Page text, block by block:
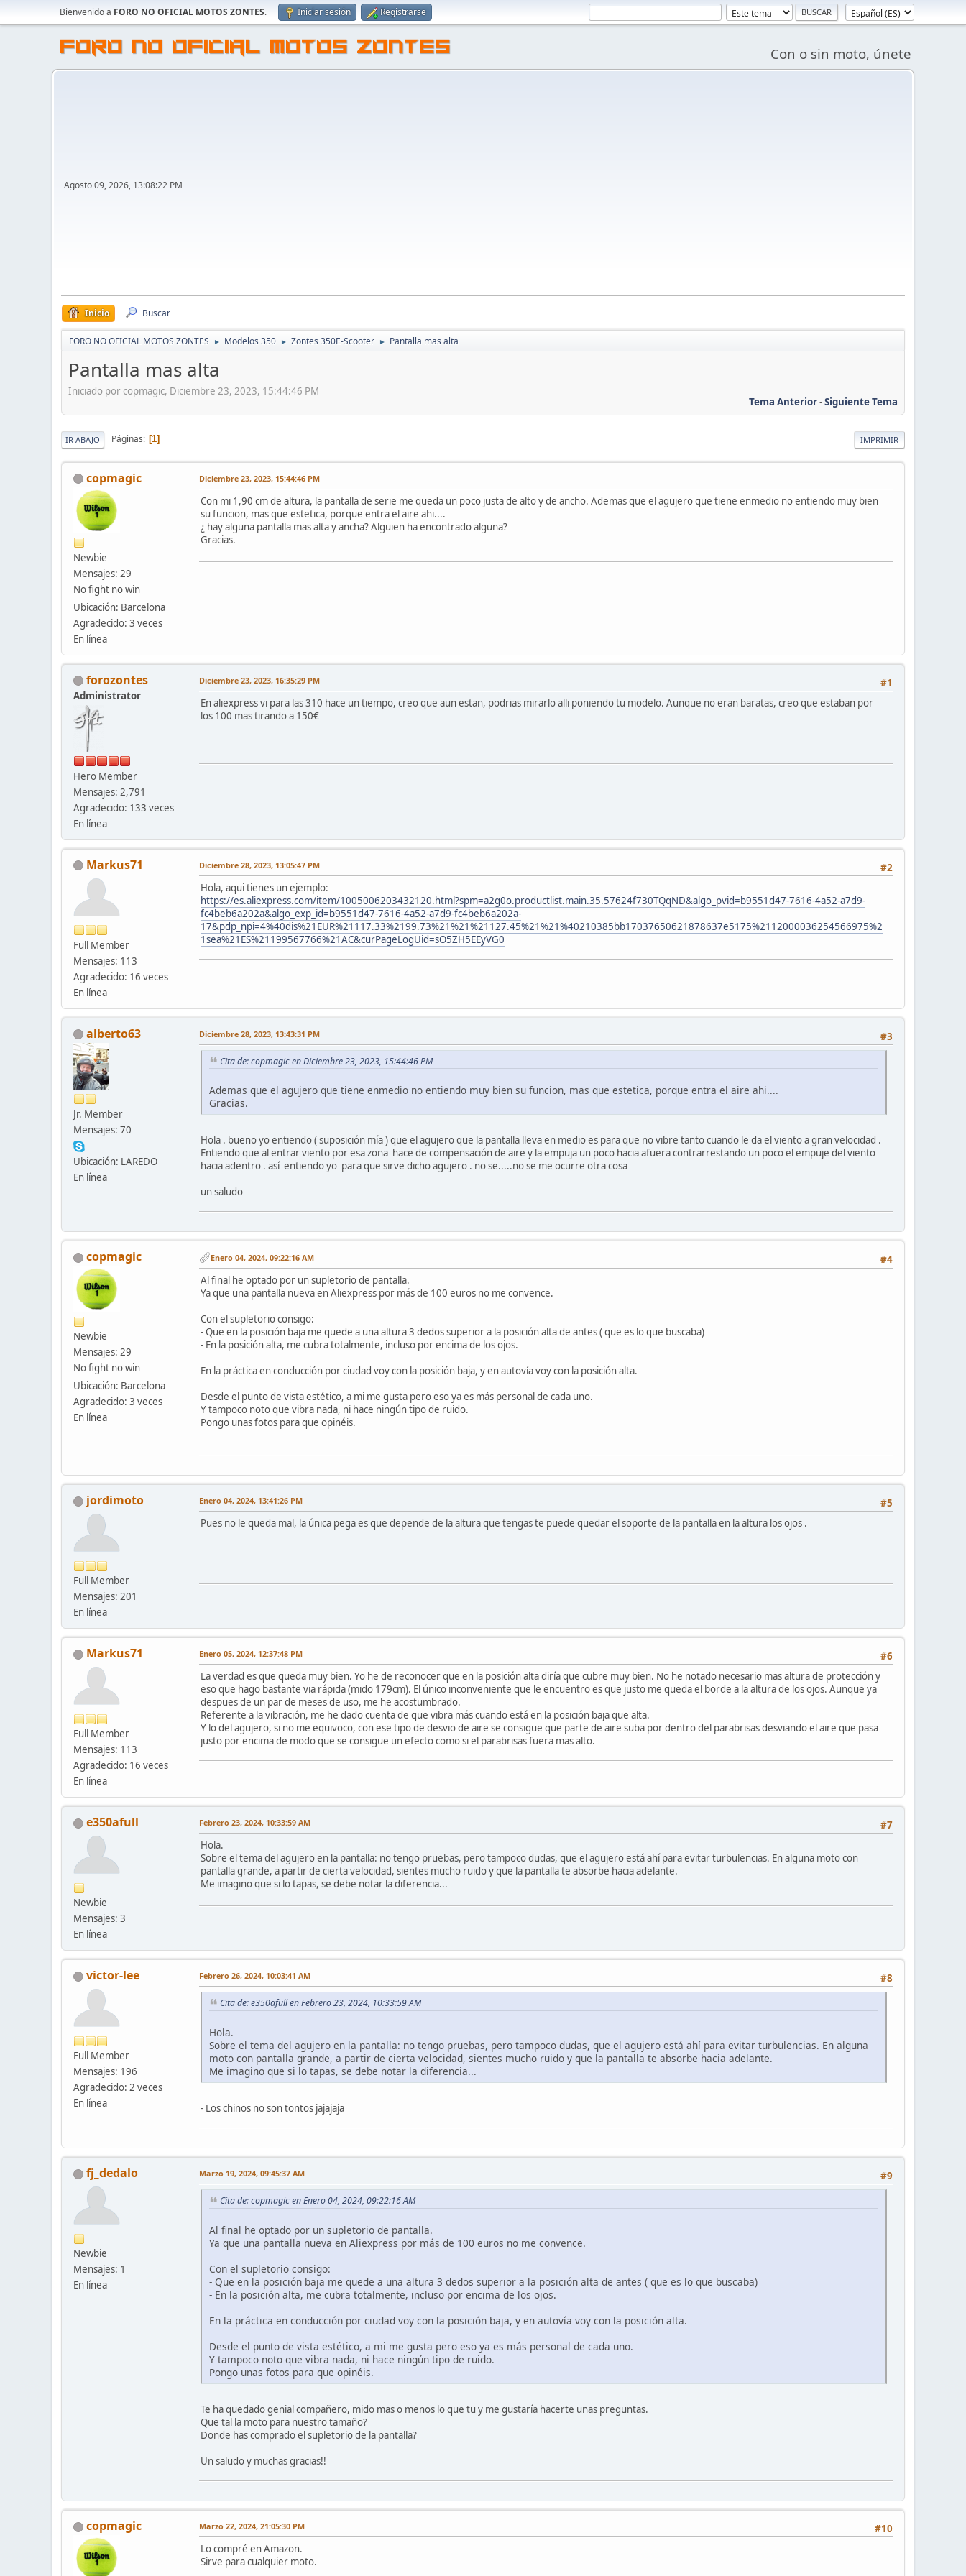
Bienvenido a FORO NO OFICIAL MOTOS ZONTES. Iniciar sesión Registrarse
FORO NO OFICIAL MOTOS ZONTES Con o sin moto, únete
Agosto 09, 2026, 13:08:22 PM
Inicio Buscar
FORO NO OFICIAL MOTOS ZONTES ► Modelos 350 ► Zontes 350E-Scooter ► Pantalla mas alta
Pantalla mas alta
Iniciado por copmagic, Diciembre 23, 2023, 15:44:46 PM
Tema Anterior-Siguiente Tema
IMPRIMIR
IR ABAJO Páginas 1
copmagic
Newbie
Mensajes: 29
No fight no win
Ubicación: Barcelona
Agradecido: 3 veces
En línea
Diciembre 23, 2023, 15:44:46 PM
Con mi 1,90 cm de altura, la pantalla de serie me queda un poco justa de alto y de ancho. Ademas que el agujero que tiene enmedio no entiendo muy bien
su funcion, mas que estetica, porque entra el aire ahi....
¿ hay alguna pantalla mas alta y ancha? Alguien ha encontrado alguna?
Gracias.
forozontes
Administrator
Hero Member
Mensajes: 2,791
Agradecido: 133 veces
En línea
#1
Diciembre 23, 2023, 16:35:29 PM
En aliexpress vi para las 310 hace un tiempo, creo que aun estan, podrias mirarlo alli poniendo tu modelo. Aunque no eran baratas, creo que estaban por
los 100 mas tirando a 150€
Markus71
Full Member
Mensajes: 113
Agradecido: 16 veces
En línea
#2
Diciembre 28, 2023, 13:05:47 PM
Hola, aqui tienes un ejemplo:
https://es.aliexpress.com/item/1005006203432120.html?spm=a2g0o.productlist.main.35.57624f730TQqND&algo_pvid=b9551d47-7616-4a52-a7d9-
fc4beb6a202a&algo_exp_id=b9551d47-7616-4a52-a7d9-fc4beb6a202a-
17&pdp_npi=4%40dis%21EUR%21117.33%2199.73%21%21%21127.45%21%21%40210385bb17037650621878637e5175%2112000036254566975%2
1sea%21ES%21199567766%21AC&curPageLogUid=sO5ZH5EEyVG0
alberto63
Jr. Member
Mensajes: 70
Ubicación: LAREDO
En línea
#3
Diciembre 28, 2023, 13:43:31 PM
Cita de: copmagic en Diciembre 23, 2023, 15:44:46 PM
Ademas que el agujero que tiene enmedio no entiendo muy bien su funcion, mas que estetica, porque entra el aire ahi....
Gracias.
Hola . bueno yo entiendo ( suposición mía ) que el agujero que la pantalla lleva en medio es para que no vibre tanto cuando le da el viento a gran velocidad .
Entiendo que al entrar viento por esa zona hace de compensación de aire y la empuja un poco hacia afuera contrarrestando un poco el empuje del viento
hacia adentro . así entiendo yo para que sirve dicho agujero . no se.....no se me ocurre otra cosa
un saludo
copmagic
Newbie
Mensajes: 29
No fight no win
Ubicación: Barcelona
Agradecido: 3 veces
En línea
#4
Enero 04, 2024, 09:22:16 AM
Al final he optado por un supletorio de pantalla.
Ya que una pantalla nueva en Aliexpress por más de 100 euros no me convence.
Con el supletorio consigo:
- Que en la posición baja me quede a una altura 3 dedos superior a la posición alta de antes ( que es lo que buscaba)
- En la posición alta, me cubra totalmente, incluso por encima de los ojos.
En la práctica en conducción por ciudad voy con la posición baja, y en autovía voy con la posición alta.
Desde el punto de vista estético, a mi me gusta pero eso ya es más personal de cada uno.
Y tampoco noto que vibra nada, ni hace ningún tipo de ruido.
Pongo unas fotos para que opinéis.
jordimoto
Full Member
Mensajes: 201
En línea
#5
Enero 04, 2024, 13:41:26 PM
Pues no le queda mal, la única pega es que depende de la altura que tengas te puede quedar el soporte de la pantalla en la altura los ojos .
Markus71
Full Member
Mensajes: 113
Agradecido: 16 veces
En línea
#6
Enero 05, 2024, 12:37:48 PM
La verdad es que queda muy bien. Yo he de reconocer que en la posición alta diría que cubre muy bien. No he notado necesario mas altura de protección y
eso que hago bastante via rápida (mido 179cm). El único inconveniente que le encuentro es que justo me queda el borde a la altura de los ojos. Aunque ya
despues de un par de meses de uso, me he acostumbrado.
Referente a la vibración, me he dado cuenta de que vibra más cuando está en la posición baja que alta.
Y lo del agujero, si no me equivoco, con ese tipo de desvio de aire se consigue que parte de aire suba por dentro del parabrisas desviando el aire que pasa
justo por encima de modo que se consigue un efecto como si el parabrisas fuera mas alto.
e350afull
Newbie
Mensajes: 3
En línea
#7
Febrero 23, 2024, 10:33:59 AM
Hola.
Sobre el tema del agujero en la pantalla: no tengo pruebas, pero tampoco dudas, que el agujero está ahí para evitar turbulencias. En alguna moto con
pantalla grande, a partir de cierta velocidad, sientes mucho ruido y que la pantalla te absorbe hacia adelante.
Me imagino que si lo tapas, se debe notar la diferencia...
victor-lee
Full Member
Mensajes: 196
Agradecido: 2 veces
En línea
#8
Febrero 26, 2024, 10:03:41 AM
Cita de: e350afull en Febrero 23, 2024, 10:33:59 AM
Hola.
Sobre el tema del agujero en la pantalla: no tengo pruebas, pero tampoco dudas, que el agujero está ahí para evitar turbulencias. En alguna
moto con pantalla grande, a partir de cierta velocidad, sientes mucho ruido y que la pantalla te absorbe hacia adelante.
Me imagino que si lo tapas, se debe notar la diferencia...
- Los chinos no son tontos jajajaja
fj_dedalo
Newbie
Mensajes: 1
En línea
#9
Marzo 19, 2024, 09:45:37 AM
Cita de: copmagic en Enero 04, 2024, 09:22:16 AM
Al final he optado por un supletorio de pantalla.
Ya que una pantalla nueva en Aliexpress por más de 100 euros no me convence.
Con el supletorio consigo:
- Que en la posición baja me quede a una altura 3 dedos superior a la posición alta de antes ( que es lo que buscaba)
- En la posición alta, me cubra totalmente, incluso por encima de los ojos.
En la práctica en conducción por ciudad voy con la posición baja, y en autovía voy con la posición alta.
Desde el punto de vista estético, a mi me gusta pero eso ya es más personal de cada uno.
Y tampoco noto que vibra nada, ni hace ningún tipo de ruido.
Pongo unas fotos para que opinéis.
Te ha quedado genial compañero, mido mas o menos lo que tu y me gustaría hacerte unas preguntas.
Que tal la moto para nuestro tamaño?
Donde has comprado el supletorio de la pantalla?
Un saludo y muchas gracias!!
copmagic #10
Marzo 22, 2024, 21:05:30 PM
Lo compré en Amazon.
Sirve para cualquier moto.